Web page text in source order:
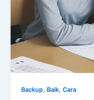
Backup, Baik,Cara